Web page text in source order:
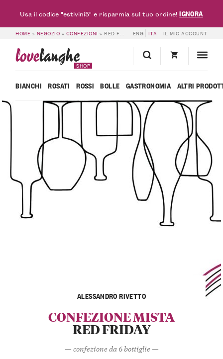
HOME » NEGOZIO » CONFEZIONI » RED FRIDAY – 6 BOTTIGLIE ALESSANDRO RIVETTO ENG ITA IL MIO ACCOUNT
lovelanghe
SHOP
BIANCHI ROSATI ROSSI BOLLE GASTRONOMIA ALTRI
ALESSANDRO RIVETTO
CONFEZIONE MISTA
RED FRIDAY
— confezione da 6 bottiglie —
Usa il codice "estivini5" e risparmia sul tuo ordine!IGNORA